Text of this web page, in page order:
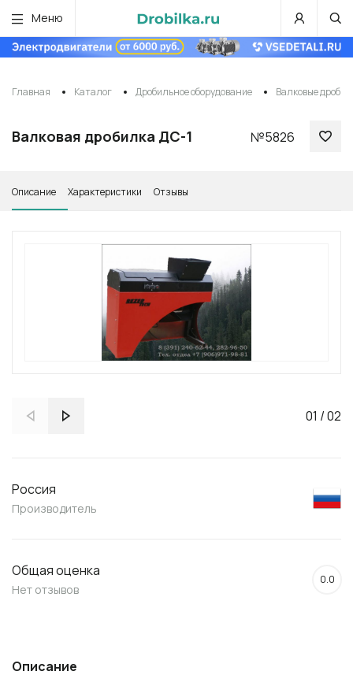
Меню
Главная Каталог Дробильное оборудование Валковые
Валковая дробилка ДС-1 №5826
Описание Характеристики Отзывы
Россия
Производитель
Общая оценка
Нет отзывов
0.0
01 /02
Описание